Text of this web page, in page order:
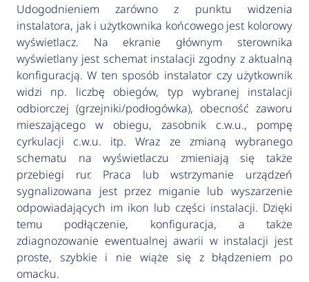
Udogodnieniem zarówno z punktu widzenia
instalatora, jak i użytkownika końcowego jest kolorowy
wyświetlacz. Na ekranie głównym sterownika
wyświetlany jest schemat instalacji zgodny z aktualną
konfiguracją. W ten sposób instalator czy użytkownik
widzi np. liczbę obiegów, typ wybranej instalacji
odbiorczej (grzejniki/podłogówka), obecność zaworu
mieszającego w obiegu, zasobnik c.w.u., pompę
cyrkulacji c.w.u. itp. Wraz ze zmianą wybranego
schematu na wyświetlaczu zmieniają się także
przebiegi rur. Praca lub wstrzymanie urządzeń
sygnalizowana jest przez miganie lub wyszarzenie
odpowiadających im ikon lub części instalacji. Dzięki
temu podłączenie, konfiguracja, a także
zdiagnozowanie ewentualnej awarii w instalacji jest
proste, szybkie i nie wiąże się z błądzeniem po
omacku.